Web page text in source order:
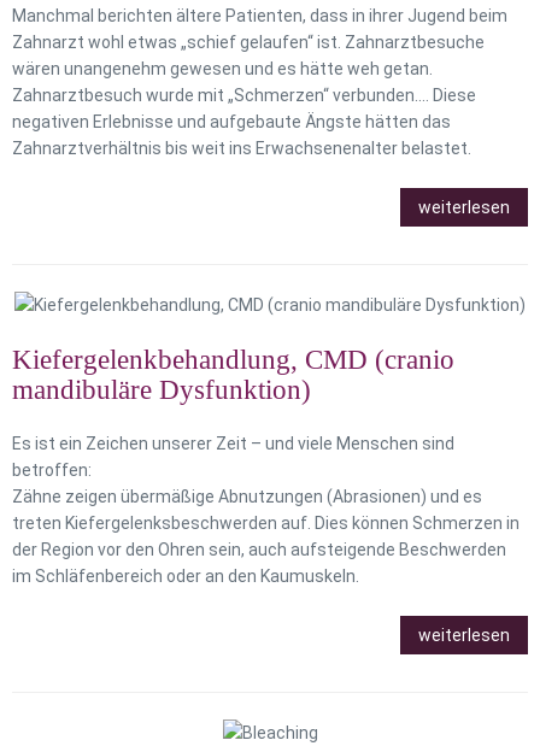
Manchmal berichten ältere Patienten, dass in ihrer Jugend beim
Zahnarzt wohl etwas „schief gelaufen“ ist. Zahnarztbesuche
wären unangenehm gewesen und es hätte weh getan.
Zahnarztbesuch wurde mit „Schmerzen“ verbunden.... Diese
negativen Erlebnisse und aufgebaute Ängste hätten das
Zahnarztverhältnis bis weit ins Erwachsenenalter belastet.
weiterlesen
Kiefergelenkbehandlung, CMD (cranio
mandibuläre Dysfunktion)
Es ist ein Zeichen unserer Zeit – und viele Menschen sind
betroffen:
Zähne zeigen übermäßige Abnutzungen (Abrasionen) und es
treten Kiefergelenksbeschwerden auf. Dies können Schmerzen in
der Region vor den Ohren sein, auch aufsteigende Beschwerden
im Schläfenbereich oder an den Kaumuskeln.
weiterlesen